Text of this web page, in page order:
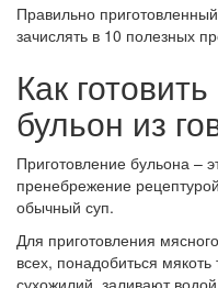
Правильно
зачислять в 10 полезных
Как
бульон из
Приготовление бульона –
пренебрежение
обычный суп.
Для приготовления
всех, понадобиться
сухожилий, заливают